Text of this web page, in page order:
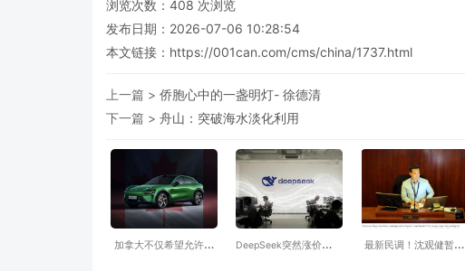
浏览次数： 408 次浏览
发布日期：2026-07-06 10:28:54
本文链接： https://001can.com/cms/china/1737.html
上一篇 > 侨胞心中的一盏明灯- 徐德清
下一篇 > 舟山：突破海水淡化利用
加拿大不仅希望允许中
DeepSeek突然涨价，国
最新民调！沈观健暂时